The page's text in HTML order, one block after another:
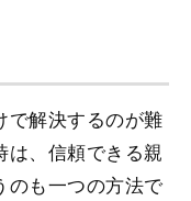
で解決するのが難
は、信頼できる親
のも一つの方法で